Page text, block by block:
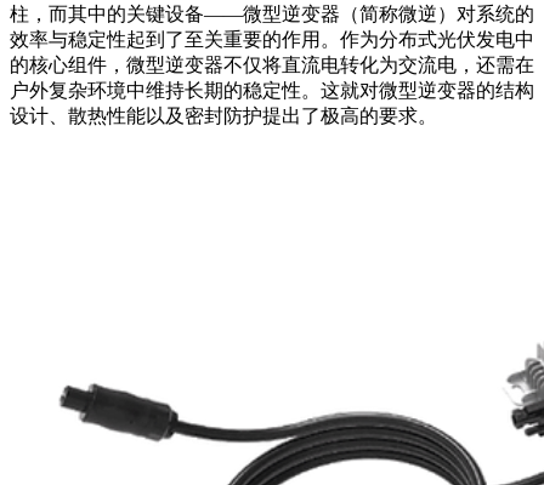
柱，而其中的关键设备——微型逆变器（简称微逆）对系统的
效率与稳定性起到了至关重要的作用。作为分布式光伏发电中
的核心组件，微型逆变器不仅将直流电转化为交流电，还需在
户外复杂环境中维持长期的稳定性。这就对微型逆变器的结构
设计、散热性能以及密封防护提出了极高的要求。